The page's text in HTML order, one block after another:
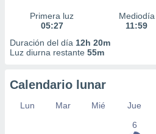
Primera luz
05:27
Mediodía
11:59
Duración del día 12h 20m
Luz diurna restante 55m
Calendario lunar
Lun Mar Mié Jue
6